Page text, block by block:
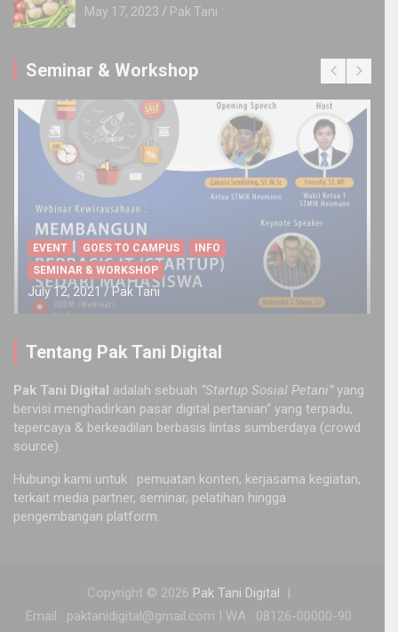
May 17, 2023 Pak Tani
Seminar & Workshop
EVENT GOES TO CAMPUS
INFO
SEMINAR & WORKSHOP
July 12, 2021 Pak Tani
Tentang Pak Tani Digital
Pak Tani Digital adalah sebuah “Startup Sosial Petani”yang
bervisi menghadirkan pasar digital pertanian“ yang terpadu,
tepercaya & berkeadilan berbasis lintas sumberdaya (crowd
source).
Hubungi kami untuk : pemuatan konten, kerjasama kegiatan,
terkait media partner, seminar, pelatihan hingga
pengembangan platform.
Copyright © 2026 Pak Tani Digital
Email : paktanidigital@gmail.com I WA : 08126-00000-90